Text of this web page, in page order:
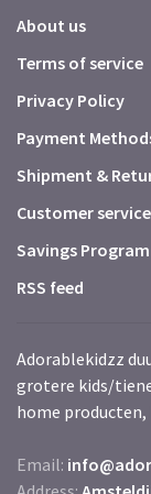
About us
Terms of service
Privacy Policy
Payment
Shipment &
Customer service
Savings Program
RSS feed
Adorablekidzz
grotere kids/
home
Email: